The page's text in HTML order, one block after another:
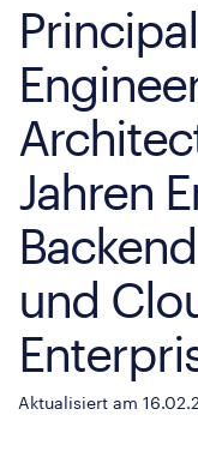
Jahren
und
Aktualisiert am